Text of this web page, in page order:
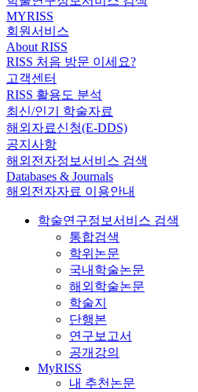
MYRISS
회원서비스
About RISS
RISS 처음 방문 이세요?
고객센터
RISS 활용도 분석
최신/인기 학술자료
해외자료신청(E-DDS)
공지사항
해외전자정보서비스 검색
Databases & Journals
해외전자자료 이용안내
학술연구정보서비스 검색
통합검색
학위논문
국내학술논문
해외학술논문
학술지
단행본
연구보고서
공개강의
MyRISS
내 추천논문